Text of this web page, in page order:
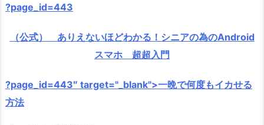
?page_id=443
（公式） ありえないほどわかる！シニアの為のAndroid
スマホ 超超入門
?page_id=443″ target="_blank">一晩で何度もイカせる
方法